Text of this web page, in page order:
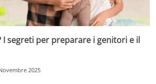
I segreti per preparare i genitori e il
2025